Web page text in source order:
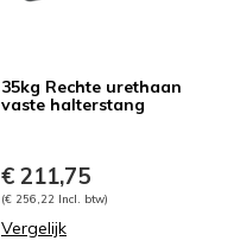
35kg Rechte urethaan
vaste halterstang
€ 211,75
(€ 256,22 Incl. btw)
Vergelijk